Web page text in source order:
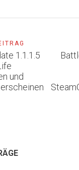
1.1.1.5
und